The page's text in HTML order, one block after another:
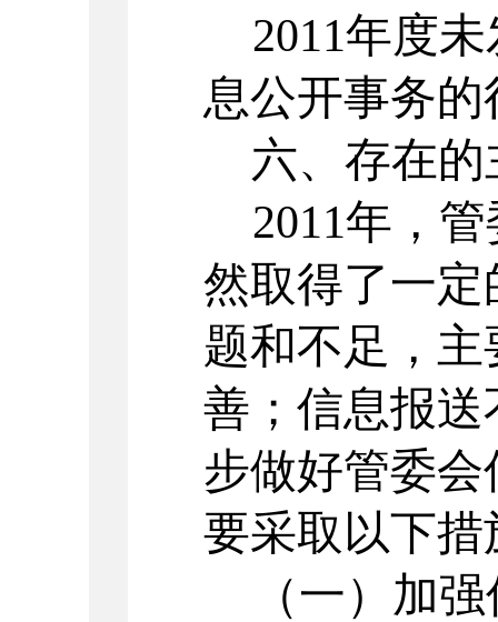
2011年度
息公开事务
六、存在
2011年，
然取得了一
题和不足，
善；信息报
步做好管委
要采取以下措
（一）加